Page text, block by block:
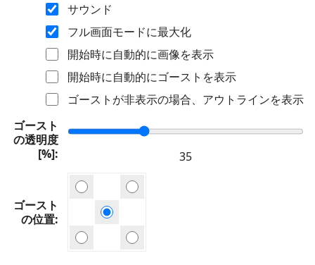
サウンド
フル画面モードに最大化
開始時に自動的に画像を表示
開始時に自動的にゴーストを表示
ゴーストが非表示の場合、アウトラインを表示
ゴースト
の透明度
[%]
ゴースト
の位置